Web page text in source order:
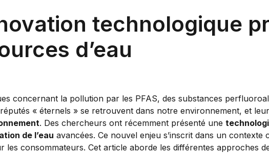
technologique
d’eau
concernant la pollution par les PFAS, des substances
« éternels » se retrouvent dans notre environnement, et
. Des chercheurs ont récemment présenté une
de l’eau avancées. Ce nouvel enjeu s’inscrit dans un contexte
consommateurs. Cet article aborde les différentes approches